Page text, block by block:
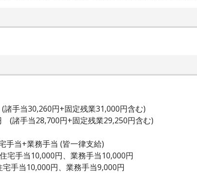
手当30,260円+固定残業31,000円含む)
諸手当28,700円+固定残業29,250円含む)
手当+業務手当 (皆一律支給)
宅手当10,000円、業務手当10,000円
手当10,000円、業務手当9,000円